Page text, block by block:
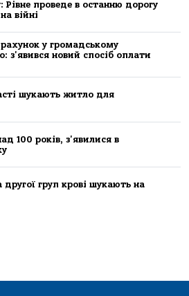
Рівне проведе в останню дорогу
війні
у громадському
з'явився новий спосіб оплати
шукають житло для
100 років, з'явилися в
другої груп крові шукають на